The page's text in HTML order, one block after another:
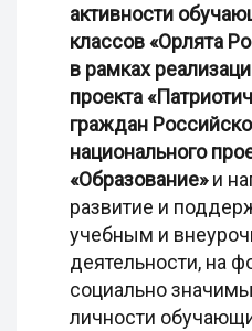
активности
классов «Орлята
в рамках
проекта
граждан
национального
«Образование»и
развитие и
учебным и
деятельности, на
социально
личности